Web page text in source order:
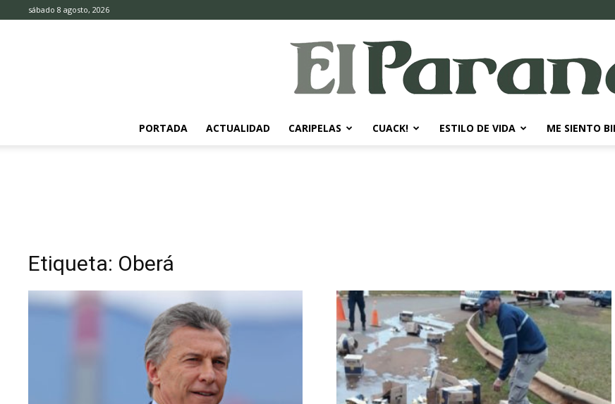
sábado 8 agosto, 2026
Diario
PORTADA ACTUALIDAD CARIPELAS CUACK! ESTILO DE VIDA ME SIENTO
Etiqueta: Oberá